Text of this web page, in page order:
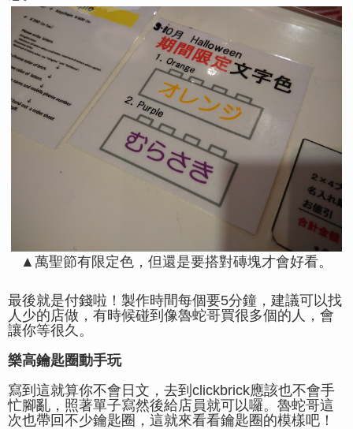
▲萬聖節有限定色，但還是要搭對磚塊才會好看。
最後就是付錢啦！製作時間每個要5分鐘，建議可以找
人少的店做，有時候碰到像魯蛇哥買很多個的人，會
讓你等很久。
樂高鑰匙圈動手玩
寫到這就算你不會日文，去到clickbrick應該也不會手
忙腳亂，照著單子寫然後給店員就可以囉。魯蛇哥這
次也帶回不少鑰匙圈，這就來看看鑰匙圈的模樣吧！